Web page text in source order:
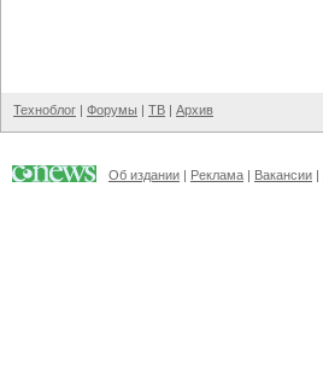
Техноблог | Форумы | ТВ | Архив
Об издании | Реклама | Вакансии |